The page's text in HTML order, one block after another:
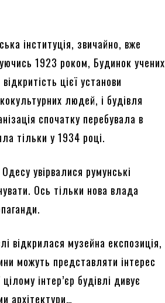
інституція, звичайно, вже
1923 роком, Будинок учених
цієї установи
людей, і будівля
спочатку перебувала в
тільки у 1934 році.
увірвалися румунські
Ось тільки нова влада
відкрилася музейна експозиція,
можуть представляти інтерес
інтер’єр будівлі дивує
архітектури…